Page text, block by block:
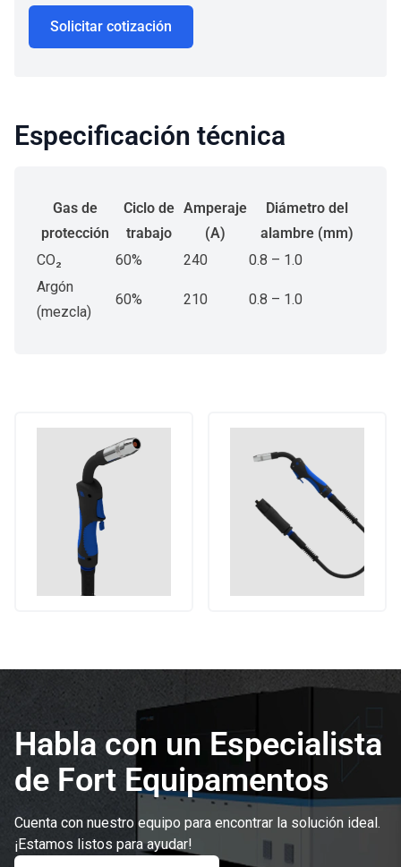
Solicitar cotización
Especificación técnica
Gas de
protección
Ciclo de
trabajo
Amperaje
(A)
Diámetro del
alambre (mm)
CO₂
60% 240
0.8 – 1.0
Argón
(mezcla)
60% 210 0.8 – 1.0
Habla con un Especialista
de Fort Equipamentos
Cuenta con nuestro equipo para encontrar la solución ideal.
¡Estamos listos para ayudar!